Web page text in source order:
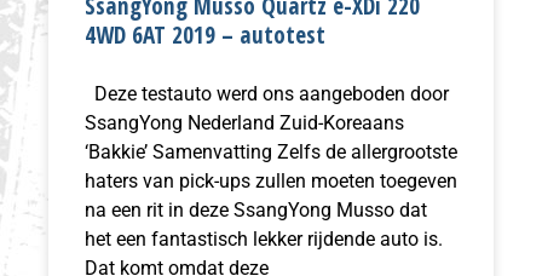
4WD 6AT 2019 – autotest
Deze testauto werd ons aangeboden door
SsangYong Nederland Zuid-Koreaans
‘Bakkie’ Samenvatting Zelfs de allergrootste
haters van pick-ups zullen moeten toegeven
na een rit in deze SsangYong Musso dat
het een fantastisch lekker rijdende auto is.
Dat komt omdat deze